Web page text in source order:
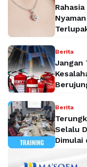
Berita
Jangan
Berita
Selalu
Dimulai